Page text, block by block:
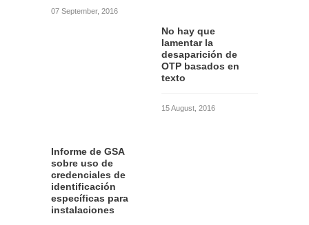
07 September, 2016
No hay que
lamentar la
desaparición de
OTP basados en
texto
15 August, 2016
Informe de GSA
sobre uso de
credenciales de
identificación
específicas para
instalaciones